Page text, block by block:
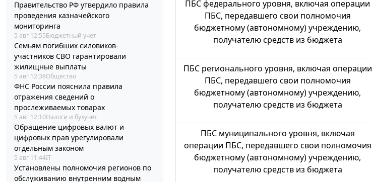
Правительство РФ утвердило правила
проведения казначейского
мониторинга
5 авг 12:55Бюджетный учет
Семьям погибших силовиков-
участников СВО гарантировали
жилищные выплаты
5 авг 12:38Общество
ФНС России пояснила правила
отражения сведений о
прослеживаемых товарах
5 авг 12:10Налоги и бухучет
Обращение цифровых валют и
цифровых прав урегулировали
отдельным законом
5 авг 11:44IT
Установлены полномочия регионов по
обслуживанию внутренним водным
ПБС федерального уровня, включая операции
ПБС, передавшего свои полномочия
бюджетному (автономному) учреждению,
получателю средств из бюджета
ПБС регионального уровня, включая операции
ПБС, передавшего свои полномочия
бюджетному (автономному) учреждению,
получателю средств из бюджета
ПБС муниципального уровня, включая
операции ПБС, передавшего свои полномочия
бюджетному (автономному) учреждению,
получателю средств из бюджета